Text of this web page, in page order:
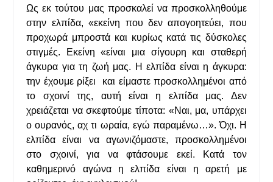
Ως εκ τούτου μας προσκαλεί να προσκολληθούμε
στην ελπίδα, «εκείνη που δεν απογοητεύει, που
προχωρά μπροστά και κυρίως κατά τις δύσκολες
στιγμές. Εκείνη «είναι μια σίγουρη και σταθερή
άγκυρα για τη ζωή μας. Η ελπίδα είναι η άγκυρα:
την έχουμε ρίξει και είμαστε προσκολλημένοι από
το σχοινί της, αυτή είναι η ελπίδα μας. Δεν
χρειάζεται να σκεφτούμε τίποτα: «Ναι, μα, υπάρχει
ο ουρανός, αχ τι ωραία, εγώ παραμένω…». Όχι. Η
ελπίδα είναι να αγωνιζόμαστε, προσκολλημένοι
στο σχοινί, για να φτάσουμε εκεί. Κατά τον
καθημερινό αγώνα η ελπίδα είναι η αρετή με